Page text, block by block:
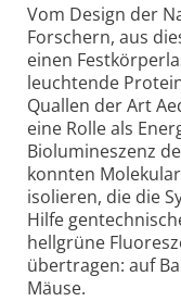
Vom Design der
Forschern, aus
einen
leuchtende
Quallen der Art
eine Rolle als
Biolumineszenz
konnten
isolieren, die die
Hilfe
hellgrüne
übertragen: auf
Mäuse.